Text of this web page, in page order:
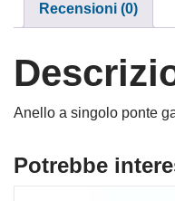
Recensioni (0)
Anello a singolo ponte
Potrebbe